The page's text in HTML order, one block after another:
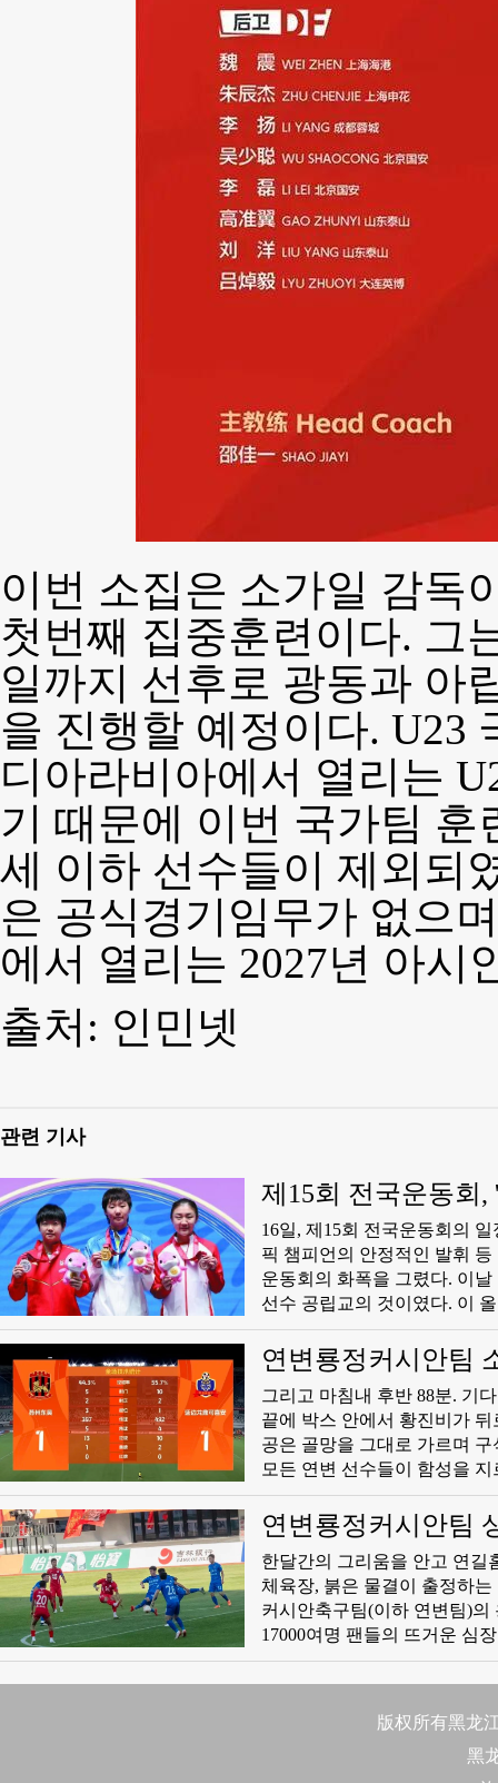
이번 소집은 소가일 감독
첫번째 집중훈련이다. 그
일까지 선후로 광동과 아
을 진행할 예정이다. U23
디아라비아에서 열리는
기 때문에 이번 국가팀 훈
세 이하 선수들이 제외되
은 공식경기임무가 없으
에서 열리는 2027년 아시
출처: 인민넷
관련 기사
제15회 전국운동회
16일, 제15회 전국운동회의
픽 챔피언의 안정적인 발휘
운동회의 화폭을 그렸다. 이날 륙상경기장에서 가장 감동적인 장면은 녀자포환 우승자인 하북성 대표
선수 공립교의 것이였다. 이
성했다. 그는 경기 후 눈물을
녀는 올해 별세한 어머니를
함께 나눌 수 있기를 바랐다
걸친 선수생활에 마침표를 찍
이라고 표명하며 “사랑하기
에서도 은퇴의 장이 펼쳐졌다
기 후, 4회 련속 전국운동회에
이 없다.”며 선수생활의 종료
한 후 이번이 자신의 마지막
은 여러 경기장에서 씌여지고
연변룡정커시안팀
로 1대1 무승부
그리고 마침내 후반 88분. 기
끝에 박스 안에서 황진비가
공은 골망을 그대로 가르며
모든 연변 선수들이 함성을
호의 선방과 수비진의 결사적
연변룡정커시안팀
한달간의 그리움을 안고 연길
체육장, 붉은 물결이 출정하
커시안축구팀(이하 연변팀)의
17000여명 팬들의 뜨거운 심장이 박동하며 환성으로 메아리치는 가운데 연변팀은 장엄한 교향곡을 완
성했다. 상해가정회룡을 상대
했던 이기형 감독은 리강, 허
에는 구가호가 출전했다.
版权所有黑龙
黑